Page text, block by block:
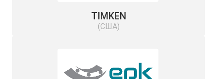
TIMKEN
(США)